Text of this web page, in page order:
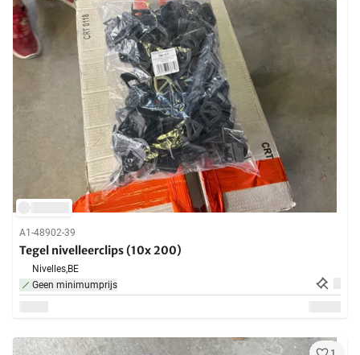
A1-48902-39
Tegel nivelleerclips (10x 200)
Nivelles,BE
Geen minimumprijs